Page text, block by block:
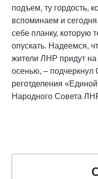
подъем, ту гордость,
вспоминаем и
себе планку, которую
опускать. Надеемся,
жители ЛНР придут на
осенью, – подчеркнул
реготделения
Народного Совета